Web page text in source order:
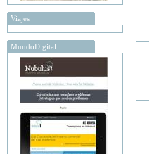
Viajes
MundoDigital